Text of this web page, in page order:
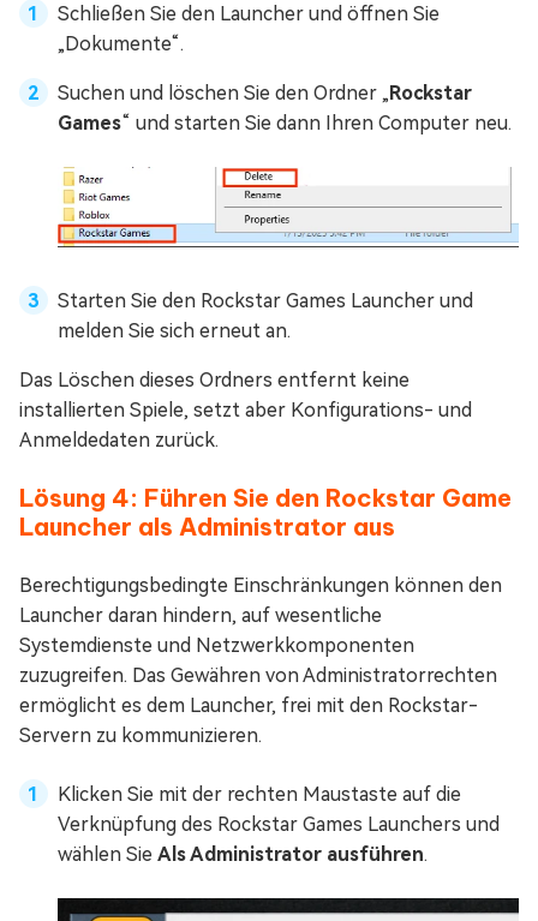
Schließen Sie den Launcher und öffnen Sie
„Dokumente“.
Suchen und löschen Sie den Ordner „Rockstar
Games“ und starten Sie dann Ihren Computer neu.
Starten Sie den Rockstar Games Launcher und
melden Sie sich erneut an.
Das Löschen dieses Ordners entfernt keine
installierten Spiele, setzt aber Konfigurations- und
Anmeldedaten zurück.
Lösung 4: Führen Sie den Rockstar Game
Launcher als Administrator aus
Berechtigungsbedingte Einschränkungen können den
Launcher daran hindern, auf wesentliche
Systemdienste und Netzwerkkomponenten
zuzugreifen. Das Gewähren von Administratorrechten
ermöglicht es dem Launcher, frei mit den Rockstar-
Servern zu kommunizieren.
Klicken Sie mit der rechten Maustaste auf die
Verknüpfung des Rockstar Games Launchers und
wählen Sie Als Administrator ausführen.